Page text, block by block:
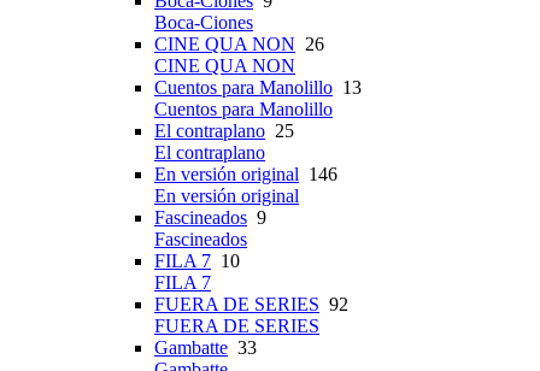
Boca-Ciones
CINE QUA NON 26
CINE QUA NON
Cuentos para Manolillo 13
Cuentos para Manolillo
El contraplano 25
El contraplano
En versión original 146
En versión original
Fascineados 9
Fascineados
FILA 7 10
FILA 7
FUERA DE SERIES 92
FUERA DE SERIES
Gambatte 33